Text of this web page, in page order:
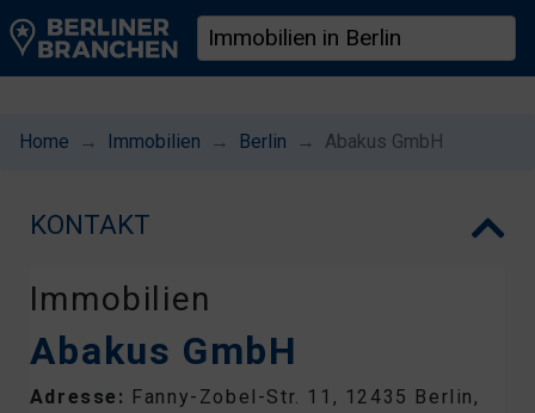
Home Immobilien Berlin Abakus GmbH
KONTAKT
Immobilien
Abakus GmbH
Adresse: Fanny-Zobel-Str. 11, 12435 Berlin,